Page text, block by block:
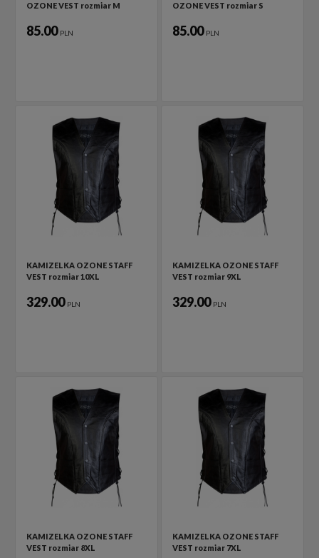
OZONE VEST rozmiar M
85.00 PLN
OZONE VEST rozmiar S
85.00 PLN
KAMIZELKA OZONE STAFF
VEST rozmiar 10XL
329.00 PLN
KAMIZELKA OZONE STAFF
VEST rozmiar 9XL
329.00 PLN
KAMIZELKA OZONE STAFF
VEST rozmiar 8XL
KAMIZELKA OZONE STAFF
VEST rozmiar 7XL